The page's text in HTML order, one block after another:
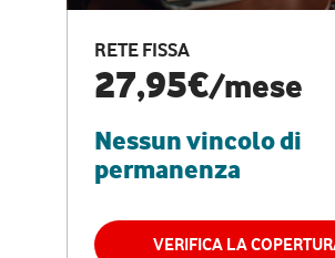
RETE FISSA
27,95€/mese
Nessun vincolo di
permanenza
VERIFICA LA
CASA PRO
Internet
vantaggi
RETE FISSA +
29,95€
permanenza